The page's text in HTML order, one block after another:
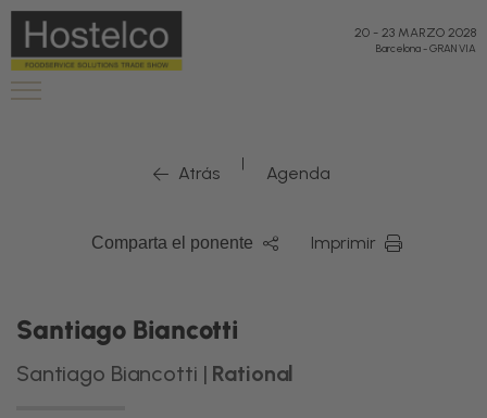
20 - 23 MARZO 2028
Barcelona-GRAN VIA
Atrás | Agenda
Comparta el ponente Imprimir
Santiago Biancotti
Santiago Biancotti | Rational